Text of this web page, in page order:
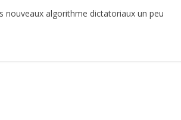
nouveaux algorithme dictatoriaux un peu